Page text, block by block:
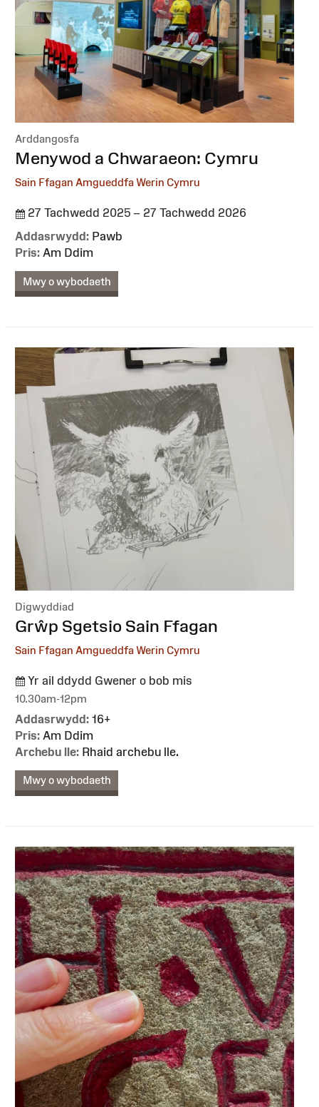
Arddangosfa
:Menywod a Chwaraeon: Cymru
Sain Ffagan Amgueddfa Werin Cymru
27 Tachwedd 2025 – 27 Tachwedd 2026
Addasrwydd: Pawb
Pris: Am Ddim
Mwy o wybodaeth
Digwyddiad
:Grŵp Sgetsio Sain Ffagan
Sain Ffagan Amgueddfa Werin Cymru
Yr ail ddydd Gwener o bob mis
10.30am-12pm
Addasrwydd: 16+
Pris: Am Ddim
Archebu lle: Rhaid archebu lle.
Mwy o wybodaeth